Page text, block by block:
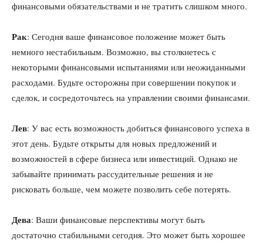
финансовыми обязательствами и не тратить слишком много.
Рак: Сегодня ваше финансовое положение может быть
немного нестабильным. Возможно, вы столкнетесь с
некоторыми финансовыми испытаниями или неожиданными
расходами. Будьте осторожны при совершении покупок и
сделок, и сосредоточьтесь на управлении своими финансами.
Лев: У вас есть возможность добиться финансового успеха в
этот день. Будьте открыты для новых предложений и
возможностей в сфере бизнеса или инвестиций. Однако не
забывайте принимать рассудительные решения и не
рисковать больше, чем можете позволить себе потерять.
Дева: Ваши финансовые перспективы могут быть
достаточно стабильными сегодня. Это может быть хорошее